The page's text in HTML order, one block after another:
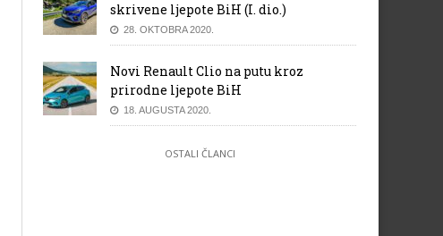
skrivene ljepote BiH (I. dio.)
28. OKTOBRA 2020.
Novi Renault Clio na putu kroz
prirodne ljepote BiH
18. AUGUSTA 2020.
OSTALI ČLANCI